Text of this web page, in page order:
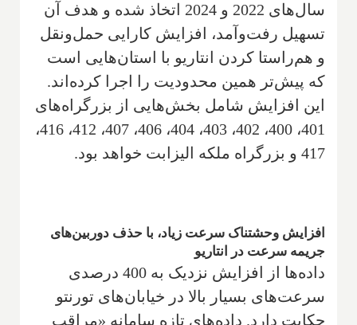
سال‌های 2022 و 2024 اتخاذ شده و هدف آن
تسهیل رفت‌وآمد، افزایش کارایی حمل‌ونقل
و هم‌راستا کردن انتاریو با استان‌هایی است
که پیش‌تر همین محدودیت را اجرا کرده‌اند.
این افزایش شامل بخش‌هایی از بزرگراه‌های
401، 400، 402، 403، 404، 406، 407، 412، 416،
417 و بزرگراه ملکه الیزابت خواهد بود.
افزایش وحشتناک سرعت زیاد، با حذف دوربین‌های
جریمه سرعت در انتاریو
داده‌ها از افزایش نزدیک به 400 درصدی
سرعت‌های بسیار بالا در خیابان‌های تورنتو
حکایت دارد. داده‌های تازه سامانه «مراقب